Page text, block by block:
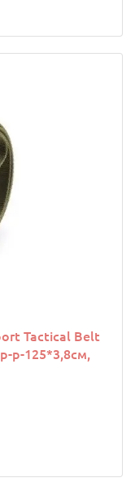
Tactical Belt
р-125*3,8см,